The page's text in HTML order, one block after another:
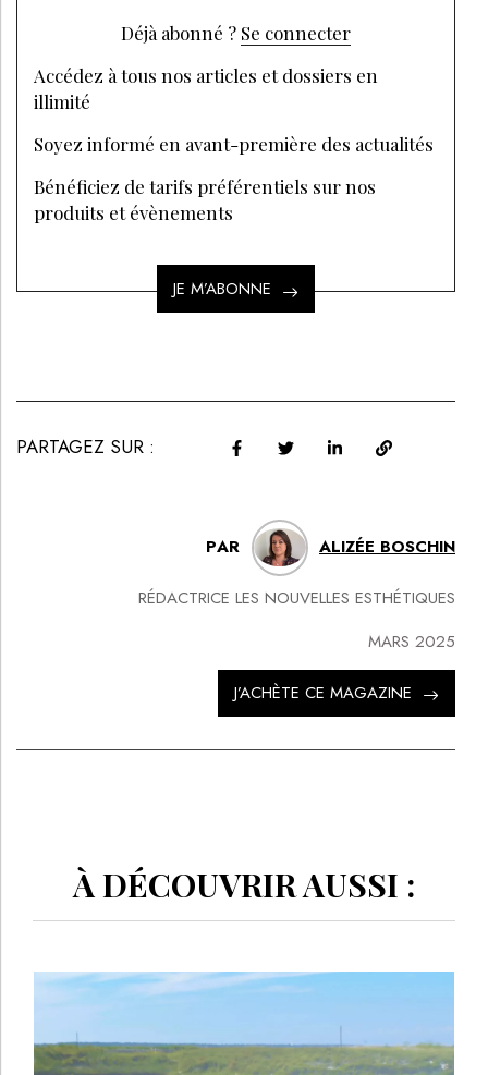
Déjà abonné ? Se connecter
Accédez à tous nos articles et dossiers en
illimité
Soyez informé en avant-première des actualités
Bénéficiez de tarifs préférentiels sur nos
produits et évènements
JE M’ABONNE
PARTAGEZ SUR :
PAR ALIZÉE BOSCHIN
RÉDACTRICE LES NOUVELLES ESTHÉTIQUES
MARS 2025
J’ACHÈTE CE MAGAZINE
À DÉCOUVRIR AUSSI :